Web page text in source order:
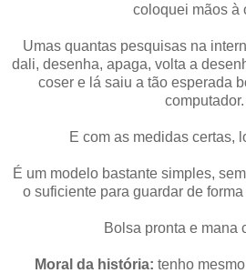
coloquei mãos à
Umas quantas pesquisas na
dali, desenha, apaga, volta a
coser e lá saiu a tão esperada
computador.
E com as medidas certas,
É um modelo bastante simples,
o suficiente para guardar de
Bolsa pronta e mana
Moral da história: tenho